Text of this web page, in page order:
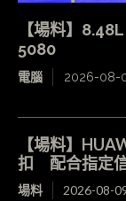
【場料】
5080
電腦 2026-08-
【場料】
扣 配合指定
場料 2026-08-